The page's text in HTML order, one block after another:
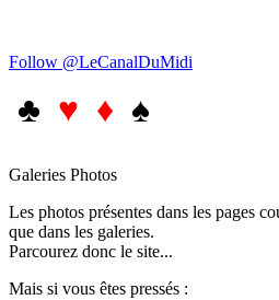
Follow @LeCanalDuMidi
♣ ♥ ♦ ♠
Galeries Photos
Les photos présentes dans les pages
que dans les galeries.
Parcourez donc le site...
Mais si vous êtes pressés :